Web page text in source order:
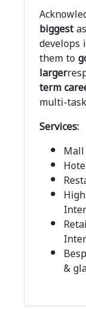
biggest
develops
them to
larger
term
multi-
Services:
&